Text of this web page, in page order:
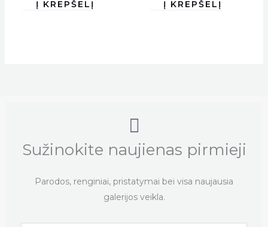
Sužinokite naujienas pirmieji
Parodos, renginiai, pristatymai bei visa naujausia
galerijos veikla.